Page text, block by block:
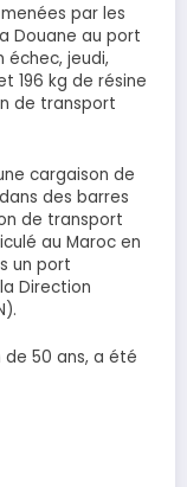
par les
Douane au port
échec, jeudi,
196 kg de résine
de transport
cargaison de
des barres
de transport
au Maroc en
un port
Direction
de 50 ans, a été